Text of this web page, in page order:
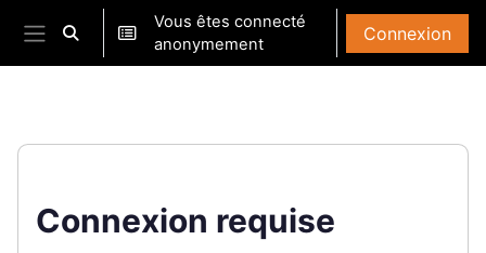
Passer au contenu principal
Panneau latéral
Activer/désactiver la saisie de recherche
Vous êtes connecté
anonymement
Connexion
Connexion requise